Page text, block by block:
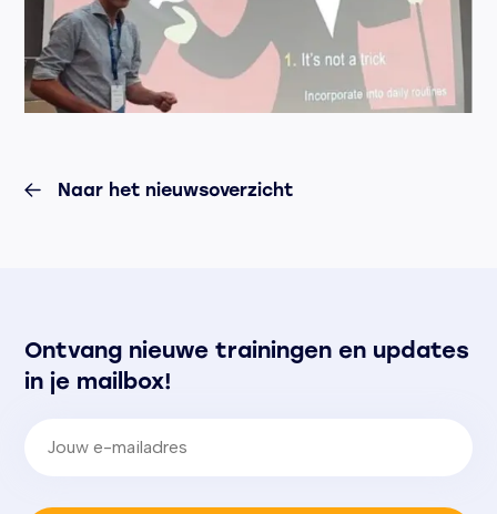
Naar het nieuwsoverzicht
Ontvang nieuwe trainingen en updates
in je mailbox!